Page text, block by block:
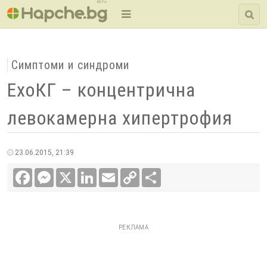
BETA
Симптоми и синдроми
ЕхоКГ – концентрична
левокамерна хипертрофия
23.06.2015, 21:39
FacebookMessenger LinkedInEmail
Copy
Link
РЕКЛАМА